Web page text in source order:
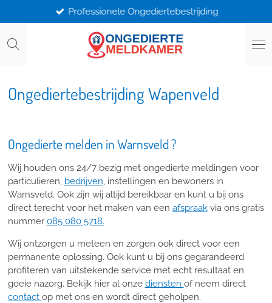
direct
naar
Professionele Ongediertebestrijding
Ongediertebestrijding Wapenveld
Ongedierte melden in Warnsveld ?
Wij houden ons 24/7 bezig met ongedierte meldingen voor
particulieren, bedrijven, instellingen en bewoners in
Warnsveld. Ook zijn wij altijd bereikbaar en kunt u bij ons
direct terecht voor het maken van een afspraakvia ons gratis
nummer 085 080 5718.
Wij ontzorgen u meteen en zorgen ook direct voor een
permanente oplossing. Ook kunt u bij ons gegarandeerd
profiteren van uitstekende service met echt resultaat en
goeie nazorg. Bekijk hier al onze diensten of neem direct
contact op met ons en wordt direct geholpen.